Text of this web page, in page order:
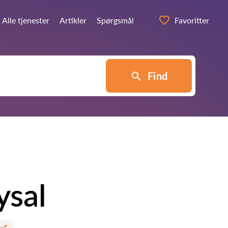
Alle tjenester Artikler Spørgsmål Favoritter
Find